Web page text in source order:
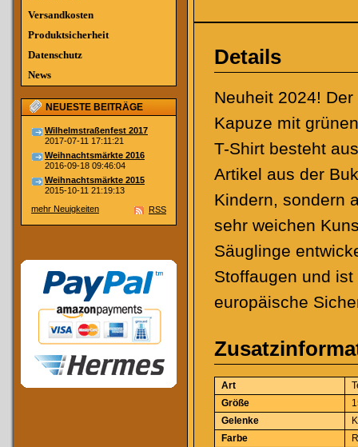
Details
Neuheit 2024!
Kapuze mit
T-Shirt besteht
Artikel aus der
Kindern, sondern
sehr weichen
Säuglinge
Stoffaugen und
europäische
Art
Größe
Gelenke
Farbe
Versandkosten
Produktsicherheit
Datenschutz
News
NEUESTE BEITRÄGE
Wilhelmstraßenfest 2017
2017-07-11 17:11:21
Weihnachtsmärkte 2016
2016-09-18 09:46:04
Weihnachtsmärkte 2015
2015-10-11 21:19:13
mehr Neuigkeiten
RSS